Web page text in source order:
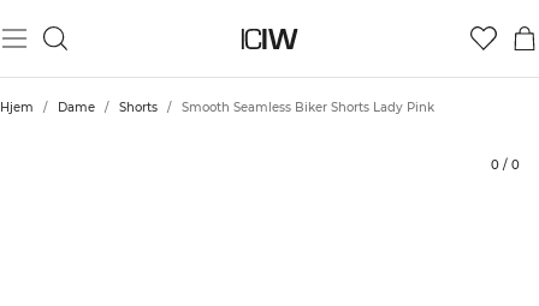
Hjem / Dame / Shorts / Smooth Seamless Biker Shorts Lady Pink
0 / 0